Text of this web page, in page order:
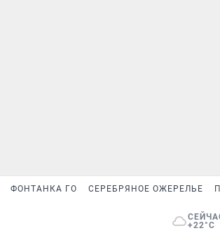
ФОНТАНКА ГО СЕРЕБРЯНОЕ ОЖЕРЕЛЬЕ
+22°C